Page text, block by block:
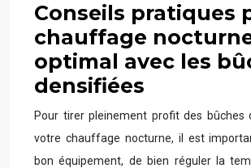
Conseils pratiques
chauffage
optimal avec les
densifiées
Pour tirer pleinement profit des bûches
votre chauffage nocturne, il est
bon équipement, de bien réguler la